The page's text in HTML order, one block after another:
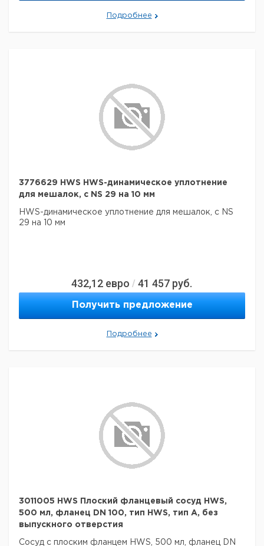
Подробнее
3776629 HWS HWS-динамическое уплотнение
для мешалок, с NS 29 на 10 мм
HWS-динамическое уплотнение для мешалок, с NS
29 на 10 мм
432,12 евро / 41 457 руб.
Получить предложение
Подробнее
3011005 HWS Плоский фланцевый сосуд HWS,
500 мл, фланец DN 100, тип HWS, тип A, без
выпускного отверстия
Сосуд с плоским фланцем HWS, 500 мл, фланец DN